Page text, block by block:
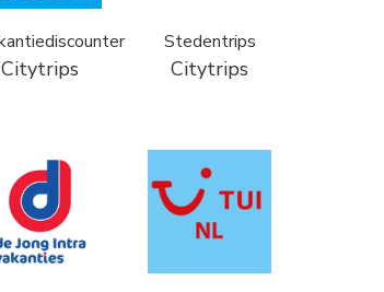
Citytrips
Stedentrips
Citytrips